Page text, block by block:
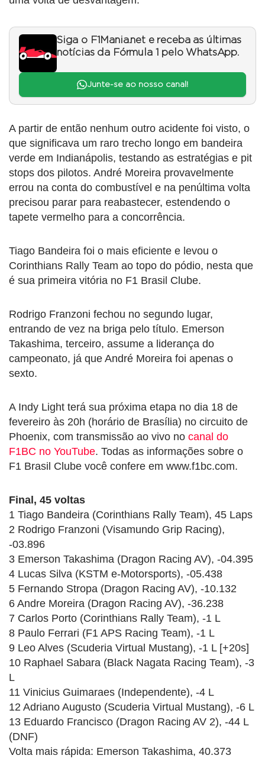
Siga o F1Mania.net e receba as últimas
notícias da Fórmula 1 pelo WhatsApp.
Junte-se ao nosso canal!
A partir de então nenhum outro acidente foi visto, o
que significava um raro trecho longo em bandeira
verde em Indianápolis, testando as estratégias e pit
stops dos pilotos. André Moreira provavelmente
errou na conta do combustível e na penúltima volta
precisou parar para reabastecer, estendendo o
tapete vermelho para a concorrência.
Tiago Bandeira foi o mais eficiente e levou o
Corinthians Rally Team ao topo do pódio, nesta que
é sua primeira vitória no F1 Brasil Clube.
Rodrigo Franzoni fechou no segundo lugar,
entrando de vez na briga pelo título. Emerson
Takashima, terceiro, assume a liderança do
campeonato, já que André Moreira foi apenas o
sexto.
A Indy Light terá sua próxima etapa no dia 18 de
fevereiro às 20h (horário de Brasília) no circuito de
Phoenix, com transmissão ao vivo no canal do
F1BC no YouTube. Todas as informações sobre o
F1 Brasil Clube você confere em www.f1bc.com.
Final, 45 voltas
1 Tiago Bandeira (Corinthians Rally Team), 45 Laps
2 Rodrigo Franzoni (Visamundo Grip Racing),
-03.896
3 Emerson Takashima (Dragon Racing AV), -04.395
4 Lucas Silva (KSTM e-Motorsports), -05.438
5 Fernando Stropa (Dragon Racing AV), -10.132
6 Andre Moreira (Dragon Racing AV), -36.238
7 Carlos Porto (Corinthians Rally Team), -1 L
8 Paulo Ferrari (F1 APS Racing Team), -1 L
9 Leo Alves (Scuderia Virtual Mustang), -1 L [+20s]
10 Raphael Sabara (Black Nagata Racing Team), -3
L
11 Vinicius Guimaraes (Independente), -4 L
12 Adriano Augusto (Scuderia Virtual Mustang), -6 L
13 Eduardo Francisco (Dragon Racing AV 2), -44 L
(DNF)
Volta mais rápida: Emerson Takashima, 40.373